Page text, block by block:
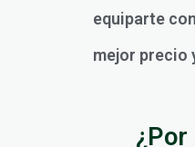
equiparte
mejor precio